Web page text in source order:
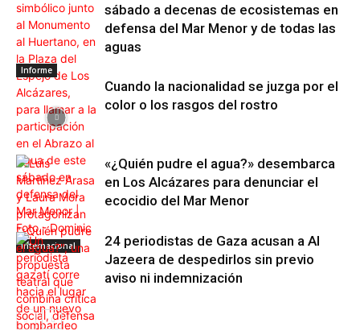
Internacional
sábado a decenas de ecosistemas en
defensa del Mar Menor y de todas las
aguas
Informe
Cuando la nacionalidad se juzga por el
color o los rasgos del rostro
«¿Quién pudre el agua?» desembarca
en Los Alcázares para denunciar el
ecocidio del Mar Menor
24 periodistas de Gaza acusan a Al
Jazeera de despedirlos sin previo
aviso ni indemnización